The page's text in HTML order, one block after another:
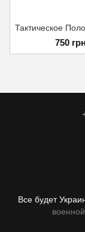
750 грн
Все будет